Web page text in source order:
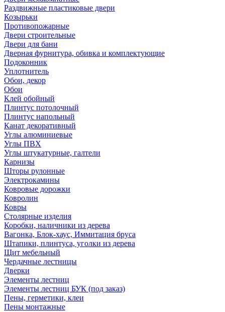
Раздвижные пластиковые двери
Козырьки
Противопожарные
Двери строительные
Двери для бани
Дверная фурнитура, обивка и комплектующие
Подоконник
Уплотнитель
Обои, декор
Обои
Клей обойный
Плинтус потолочный
Плинтус напольный
Канат декоративный
Углы алюминиевые
Углы ПВХ
Углы штукатурные, галтели
Карнизы
Шторы рулонные
Электрокамины
Ковровые дорожки
Ковролин
Ковры
Столярные изделия
Коробки, наличники из дерева
Вагонка, Блок-хаус, Иммитация бруса
Штапики, плинтуса, уголки из дерева
Щит мебельный
Чердачные лестницы
Дверки
Элементы лестниц
Элементы лестниц БУК (под заказ)
Пены, герметики, клеи
Пены монтажные